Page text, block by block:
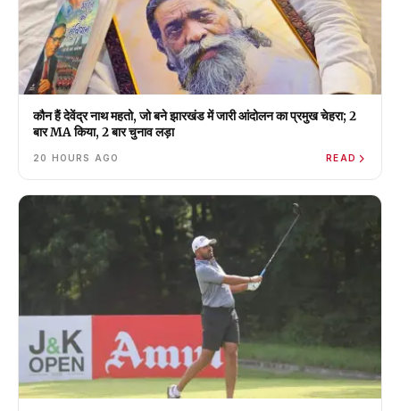
कौन हैं देवेंद्र नाथ महतो, जो बने झारखंड में जारी आंदोलन का प्रमुख चेहरा; 2
बार MA किया, 2 बार चुनाव लड़ा
20 HOURS AGO READ